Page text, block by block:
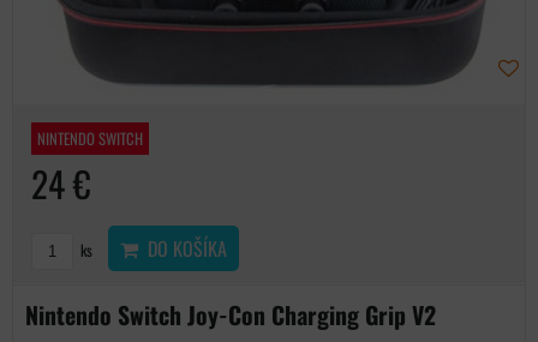
NINTENDO SWITCH
24 €
ks DO KOŠÍKA
Nintendo Switch Joy-Con Charging Grip V2